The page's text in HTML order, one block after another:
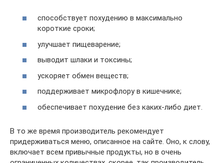
способствует похудению в максимально
короткие сроки;
улучшает пищеварение;
выводит шлаки и токсины;
ускоряет обмен веществ;
поддерживает микрофлору в кишечнике;
обеспечивает похудение без каких-либо диет.
В то же время производитель рекомендует
придерживаться меню, описанное на сайте. Оно, к слову,
включает всем привычные продукты, но в очень